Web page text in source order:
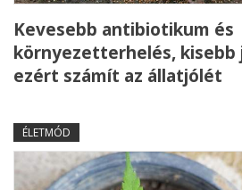
Kevesebb antibiotikum és
környezetterhelés, kisebb
ezért számít az állatjólét
ÉLETMÓD